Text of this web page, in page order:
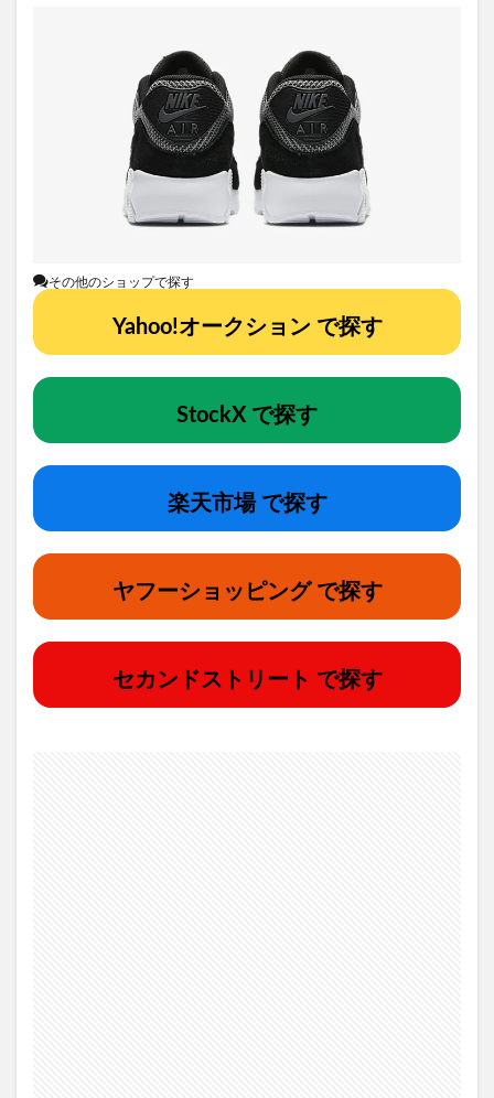
その他のショップで探す
Yahoo!オークション で探す
StockX で探す
楽天市場 で探す
ヤフーショッピング で探す
セカンドストリート で探す